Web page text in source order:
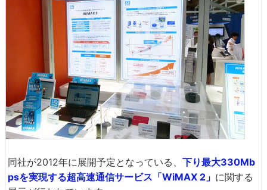
同社が2012年に展開予定となっている、 下り最大330Mb
psを実現する超高速通信サービス「WiMAX 2」 に関する